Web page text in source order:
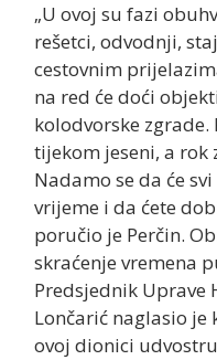
„U ovoj su fazi
rešetci, odvodnji,
cestovnim
na red će doći
kolodvorske zgrade.
tijekom jeseni, a rok
Nadamo se da će
vrijeme i da ćete
poručio je Perčin.
skraćenje vremena
Predsjednik
Lončarić naglasio je
ovoj dionici